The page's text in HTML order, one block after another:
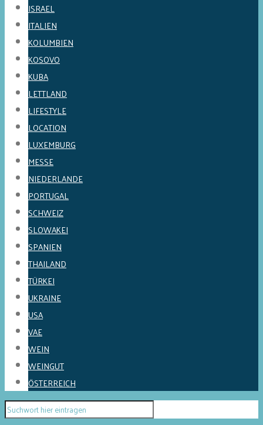
ISRAEL
ITALIEN
KOLUMBIEN
KOSOVO
KUBA
LETTLAND
LIFESTYLE
LOCATION
LUXEMBURG
MESSE
NIEDERLANDE
PORTUGAL
SCHWEIZ
SLOWAKEI
SPANIEN
THAILAND
TÜRKEI
UKRAINE
USA
VAE
WEIN
WEINGUT
ÖSTERREICH